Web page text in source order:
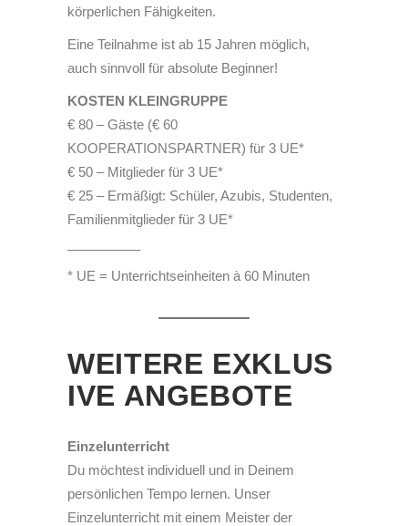
körperlichen Fähigkeiten.
Eine Teilnahme ist ab 15 Jahren möglich,
auch sinnvoll für absolute Beginner!
KOSTEN KLEINGRUPPE
€ 80 – Gäste (€ 60
KOOPERATIONSPARTNER) für 3 UE*
€ 50 – Mitglieder für 3 UE*
€ 25 – Ermäßigt: Schüler, Azubis, Studenten,
Familienmitglieder für 3 UE*
* UE = Unterrichtseinheiten à 60 Minuten
WEITERE EXKLUS
IVE ANGEBOTE
Einzelunterricht
Du möchtest individuell und in Deinem
persönlichen Tempo lernen. Unser
Einzelunterricht mit einem Meister der